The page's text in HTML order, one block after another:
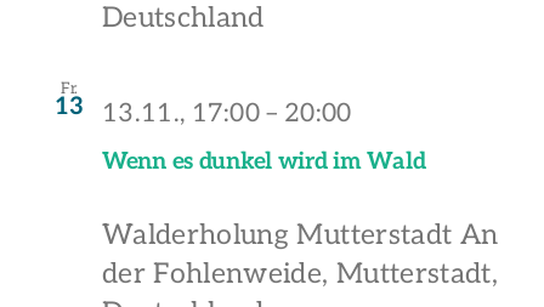
Deutschland
Fr.
13
Wenn es dunkel wird im Wald
13.11., 17:00 – 20:00
Walderholung Mutterstadt An
der Fohlenweide, Mutterstadt,